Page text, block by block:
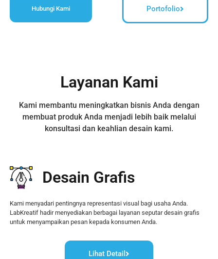
Hubungi Kami Portofolio
Layanan Kami
Kami membantu meningkatkan bisnis Anda dengan
membuat produk Anda menjadi lebih baik melalui
konsultasi dan keahlian desain kami.
Desain Grafis
Kami menyadari pentingnya representasi visual bagi usaha Anda.
LabKreatif hadir menyediakan berbagai layanan seputar desain grafis
untuk menyampaikan pesan kepada konsumen Anda.
Lihat Detail